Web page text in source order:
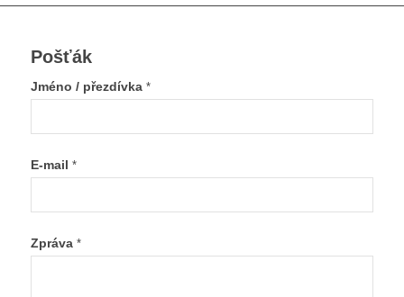
Pošťák
Jméno / přezdívka *
E-mail *
Zpráva *